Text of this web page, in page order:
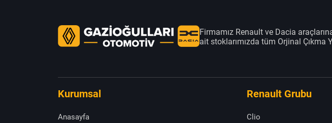
Firmamız Renault ve Dacia
ait stoklarımızda tüm Orjinal Çıkma
Kurumsal
Anasayfa
Renault Grubu
Clio